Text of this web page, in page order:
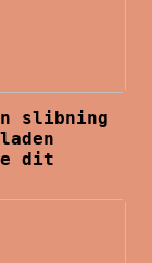
slibning
dit